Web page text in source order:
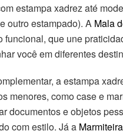
estampa xadrez até
outro estampado). A Mala
funcional, que une
você em diferentes
a estampa
menores, como case e
documentos e objetos
com estilo. Já a Marmiteira